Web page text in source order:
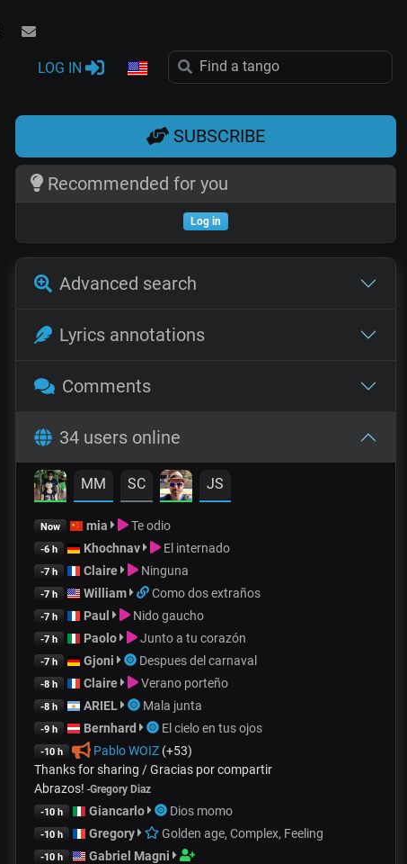
LOG IN
SUBSCRIBE
Recommended for you
Log in
Advanced search
Lyrics annotations
Comments
34 users online
MM SC JS
Now mia Te odio
-6 h Khochnav El internado
-7 h Claire Ninguna
-7 h William Como dos extraños
-7 h Paul Nido gaucho
-7 h Paolo Junto a tu corazón
-7 h Gjoni Despues del carnaval
-8 h Claire Verano porteño
-8 h ARIEL Mala junta
-9 h Bernhard El cielo en tus ojos
-10 h Pablo WOIZ(+53)
Thanks for sharing / Gracias por compartir
Abrazos! -Gregory Diaz
-10 h Giancarlo Dios momo
-10 h Gregory Golden age, Complex, Feeling
-10 h Gabriel Magni